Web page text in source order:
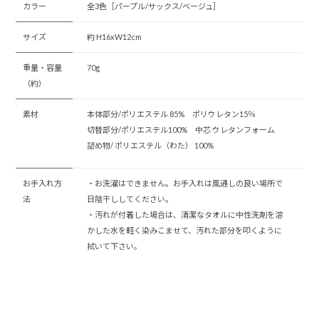
カラー 全3色［パープル/サックス/ベージュ］
サイズ 約 H16xW12cm
重量・容量
（約）
70g
素材
本体部分/ポリエステル 85% ポリウレタン15％
切替部分/ポリエステル100% 中芯 ウレタンフォーム
詰め物/ ポリエステル（わた） 100%
お手入れ方
法
・お洗濯はできません。お手入れは風通しの良い場所で
日陰干ししてください。
・汚れが付着した場合は、清潔なタオルに中性洗剤を溶
かした水を軽く染みこませて、汚れた部分を叩くように
拭いて下さい。